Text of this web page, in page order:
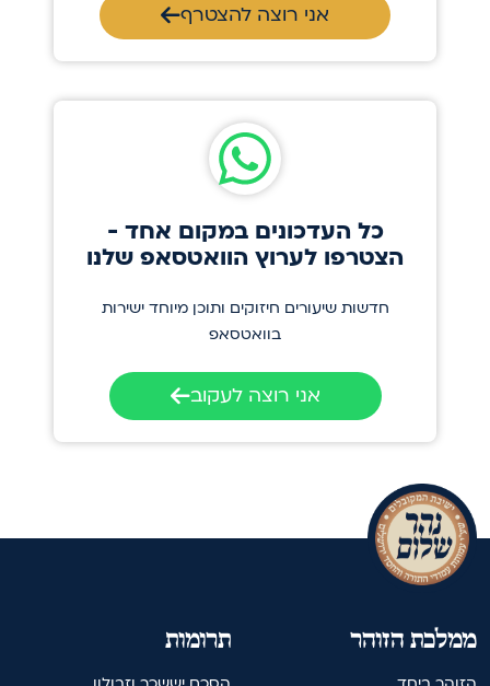
אני רוצה להצטרף
כל העדכונים במקום אחד -
הצטרפו לערוץ הוואטסאפ שלנו
חדשות שיעורים חיזוקים ותוכן מיוחד ישירות
בוואטסאפ
אני רוצה לעקוב
תרומות ממלכת הזוהר